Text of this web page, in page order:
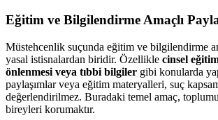
Eğitim ve Bilgilendirme Amaçlı
Müstehcenlik suçunda eğitim ve bilgilendirme
yasal istisnalardan biridir. Özellikle cinsel
önlenmesi veya tıbbi bilgiler gibi konularda
paylaşımlar veya eğitim materyalleri, suç
değerlendirilmez. Buradaki temel amaç,
bireyleri korumaktır.